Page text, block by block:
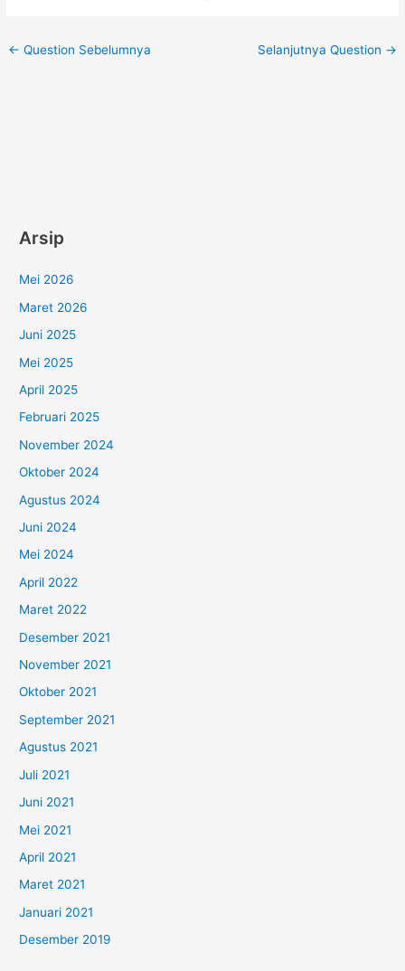
← Question Sebelumnya Selanjutnya Question →
Arsip
Mei 2026
Maret 2026
Juni 2025
Mei 2025
April 2025
Februari 2025
November 2024
Oktober 2024
Agustus 2024
Juni 2024
Mei 2024
April 2022
Maret 2022
Desember 2021
November 2021
Oktober 2021
September 2021
Agustus 2021
Juli 2021
Juni 2021
Mei 2021
April 2021
Maret 2021
Januari 2021
Desember 2019